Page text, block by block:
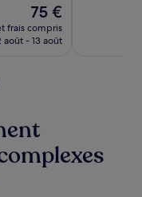
Le
nouveau
prix
75 €
frais compris
août - 13 août